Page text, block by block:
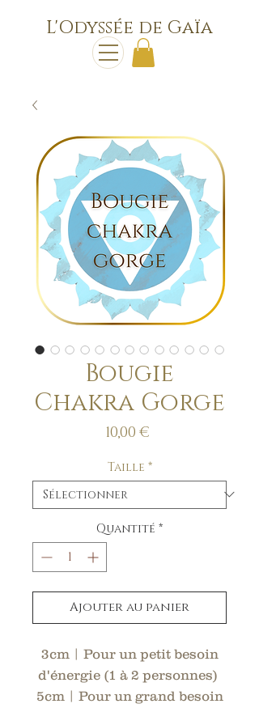
L'Odyssée de Gaïa
Bougie
Chakra Gorge
10,00 €
Taille *
Quantité *
Ajouter au panier
3cm | Pour un petit besoin
d'énergie (1 à 2 personnes)
5cm | Pour un grand besoin